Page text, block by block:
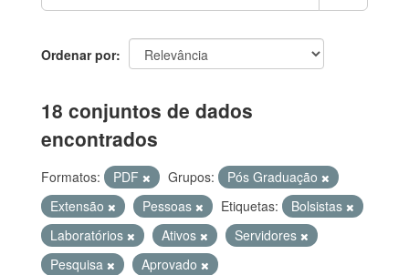
Ordenar por
18 conjuntos de dados
encontrados
Formatos: PDF Grupos:
Pós Graduação
Extensão
Pessoas Etiquetas:
Bolsistas
Laboratórios
Ativos
Servidores
Pesquisa
Aprovado